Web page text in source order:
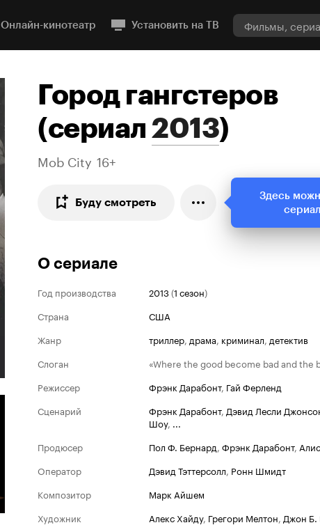
Онлайн-кинотеатр Установить на ТВ
Город гангстеров
(сериал2013)
Mob City 16+
Буду смотреть
О сериале
Год производства 2013(1 сезон)
Страна
США
Жанр
триллер, драма, криминал, детектив
Слоган
«Where the good become bad and the
Режиссер
Фрэнк Дарабонт, Гай Ферленд
Сценарий
Фрэнк Дарабонт, Дэвид Лесли
Шоу, ...
Продюсер
Пол Ф. Бернард, Фрэнк Дарабонт,
Оператор
Дэвид Тэттерсолл, Ронн Шмидт
Композитор
Марк Айшем
Художник
Алекс Хайду, Грегори Мелтон, Джон Б.
Здесь